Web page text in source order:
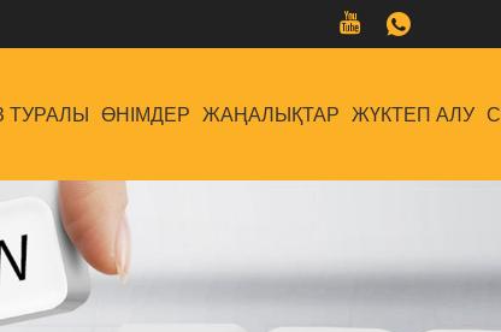
ТУРАЛЫ ӨНІМДЕР ЖАҢАЛЫҚТАР ЖҮКТЕП АЛУ